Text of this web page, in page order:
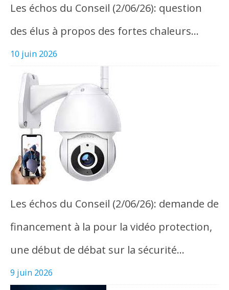
Les échos du Conseil (2/06/26): question
des élus à propos des fortes chaleurs…
10 juin 2026
Les échos du Conseil (2/06/26): demande de
financement à la pour la vidéo protection,
une début de débat sur la sécurité…
9 juin 2026